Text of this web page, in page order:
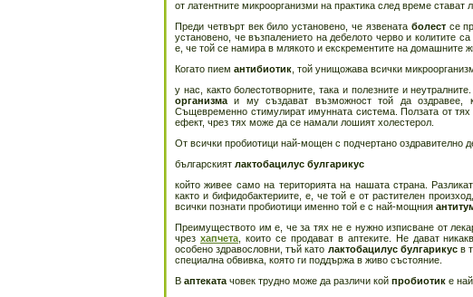
от латентните микроорганизми на практика след време стават
Преди четвърт век било установено, че язвената болестсе
установено, че възпалението на дебелото черво и колитите
е, че той се намира в млякото и екскрементите на домашните
Когато пием антибиотик , той унищожава всички
у нас, както болестотворните, така и полезните и
организма и му създават възможност той да оздравее,
Същевременно стимулират имунната система. Ползата от тях
ефект, чрез тях може да се намали лошият холестерол.
От всички пробиотици най-мощен с подчертано оздравително
българският лактобацилус булгарикус
който живее само на територията на нашата страна.
както и бифидобактериите, е, че той е от растителен
всички познати пробиотици именно той е с най-мощния
Преимуществото им е, че за тях не е нужно изписване от
чрез хапчета, които се продават в аптеките. Не дават
особено здравословни, тъй като лактобацилус булгарикусв
специална обвивка, която ги поддържа в живо състояние.
В аптеката човек трудно може да различи кой пробиотик е